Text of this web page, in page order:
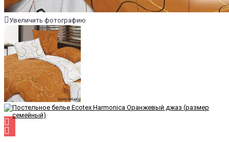
Увеличить фотографию